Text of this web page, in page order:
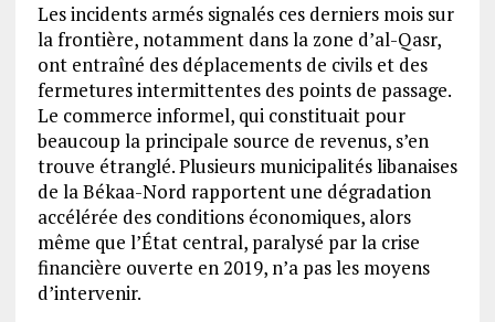
Les incidents armés signalés ces derniers mois sur
la frontière, notamment dans la zone d’al-Qasr,
ont entraîné des déplacements de civils et des
fermetures intermittentes des points de passage.
Le commerce informel, qui constituait pour
beaucoup la principale source de revenus, s’en
trouve étranglé. Plusieurs municipalités libanaises
de la Békaa-Nord rapportent une dégradation
accélérée des conditions économiques, alors
même que l’État central, paralysé par la crise
financière ouverte en 2019, n’a pas les moyens
d’intervenir.